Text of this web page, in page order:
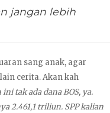
jangan lebih
sang anak, agar
cerita. Akan kah
tak ada dana BOS, ya.
2.461,1 triliun. SPP kalian